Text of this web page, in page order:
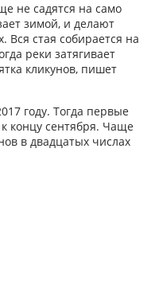
не садятся на само
зимой, и делают
Вся стая собирается на
реки затягивает
кликунов, пишет
году. Тогда первые
концу сентября. Чаще
в двадцатых числах